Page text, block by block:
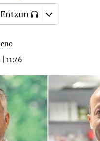
11:46
Entzun